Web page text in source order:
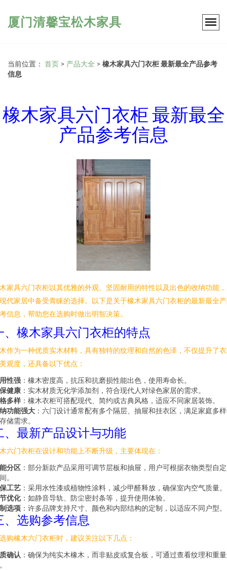
厦门清馨宝松木家具
当前位置： 首页 > 产品大全 > 橡木家具六门衣柜 最新最全产品参考
信息
橡木家具六门衣柜 最新最全
产品参考信息
家具六门衣柜以其优雅的外观、坚固耐用的特性以及出色的收纳功能
代家居中备受青睐的选择。以下是关于橡木家具六门衣柜的最新最全
信息，帮助您在选购时做出明智决策。
、橡木家具六门衣柜的特点
作为一种优质实木材料，具有独特的纹理和自然的色泽，不仅提升了
观度，还具备以下优点：
性强 ：橡木密度高，抗压和抗磨损性能出色，使用寿命长。
健康 ：实木材质无化学添加剂，符合现代人对绿色家居的需求。
多样 ：橡木衣柜可搭配现代、简约或古典风格，适应不同家居装饰。
功能强大 ：六门设计通常配有多个隔层、抽屉和挂衣区，满足家庭多
储需求。
、最新产品设计与功能
六门衣柜在设计和功能上不断升级，主要体现在：
分区 ：部分新款产品采用可调节层板和抽屉，用户可根据衣物类型自
。
工艺 ：采用水性漆或植物性涂料，减少甲醛释放，确保室内空气质量。
优化：如静音导轨、防尘密封条等，提升使用体验。
选项 ：许多品牌支持尺寸、颜色和内部结构的定制，以适应不同户型。
、选购参考信息
购橡木六门衣柜时，建议关注以下几点：
确认 ：确保为纯实木橡木，而非贴皮或复合板，可通过查看纹理和重